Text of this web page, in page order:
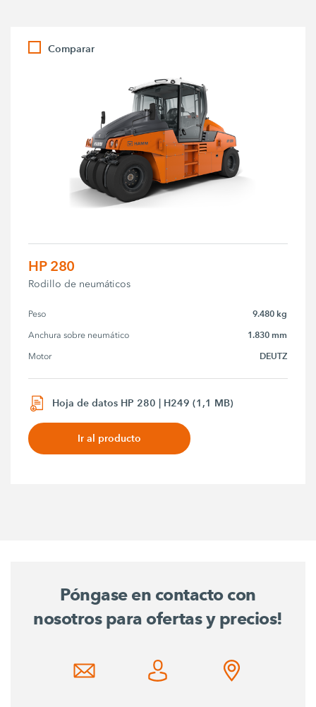
Comparar
HP 280
Rodillo de neumáticos
Peso 9.480 kg
Anchura sobre neumático 1.830 mm
Motor DEUTZ
Hoja de datos HP 280 | H249 (1,1 MB)
Ir al producto
Póngase en contacto con
nosotros para ofertas y precios!